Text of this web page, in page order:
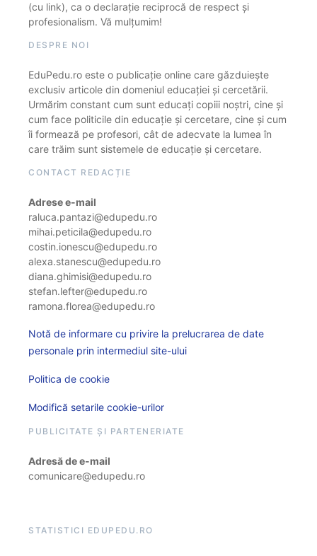
(cu link), ca o declarație reciprocă de respect și
profesionalism. Vă mulțumim!
DESPRE NOI
EduPedu.ro este o publicație online care găzduiește
exclusiv articole din domeniul educației și cercetării.
Urmărim constant cum sunt educați copiii noștri, cine și
cum face politicile din educație și cercetare, cine și cum
îi formează pe profesori, cât de adecvate la lumea în
care trăim sunt sistemele de educație și cercetare.
CONTACT REDACȚIE
Adrese e-mail
raluca.pantazi@edupedu.ro
mihai.peticila@edupedu.ro
costin.ionescu@edupedu.ro
alexa.stanescu@edupedu.ro
diana.ghimisi@edupedu.ro
stefan.lefter@edupedu.ro
ramona.florea@edupedu.ro
Notă de informare cu privire la prelucrarea de date
personale prin intermediul site-ului
Politica de cookie
Modifică setarile cookie-urilor
PUBLICITATE ȘI PARTENERIATE
Adresă de e-mail
comunicare@edupedu.ro
STATISTICI EDUPEDU.RO